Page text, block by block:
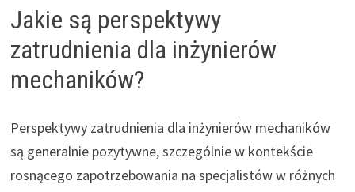
Jakie są perspektywy
zatrudnienia dla inżynierów
mechaników?
Perspektywy zatrudnienia dla inżynierów mechaników
są generalnie pozytywne, szczególnie w kontekście
rosnącego zapotrzebowania na specjalistów w różnych